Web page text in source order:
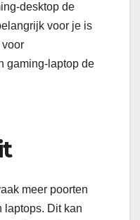
desktop de
voor je is
gaming-laptop de
meer poorten
laptops. Dit kan